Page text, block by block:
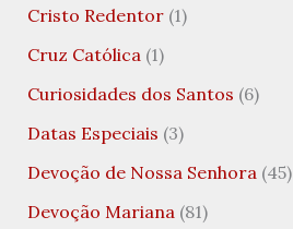
Cristo Redentor(1)
Cruz Católica(1)
Curiosidades dos Santos (6)
Datas Especiais (3)
Devoção de Nossa Senhora(45)
Devoção Mariana(81)